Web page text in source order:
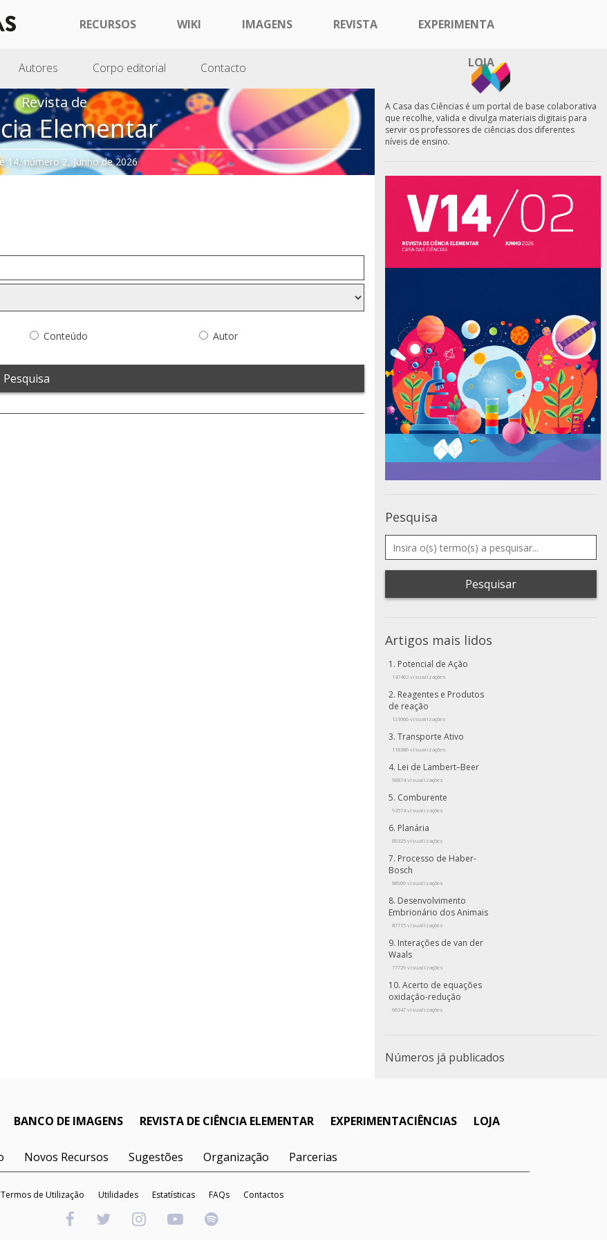
RECURSOS WIKI IMAGENS REVISTA EXPERIMENTA
LOJA
Autores Corpo editorial Contacto
Revista de
Elementar
14, número 2, Junho de 2026
Conteúdo Autor
Pesquisa
A Casa das Ciências é um portal de base colaborativa
que recolhe, valida e divulga materiais digitais para
servir os professores de ciências dos diferentes
níveis de ensino.
Pesquisa
Pesquisar
Artigos mais lidos
Potencial de Ação
147463 visualizações
Reagentes e Produtos
de reação
121066 visualizações
Transporte Ativo
118386 visualizações
Lei de Lambert–Beer
96874 visualizações
Comburente
93574 visualizações
Planária
89325 visualizações
Processo de Haber-
Bosch
88909 visualizações
Desenvolvimento
Embrionário dos Animais
87715 visualizações
Interações de van der
Waals
77729 visualizações
Acerto de equações
oxidação-redução
66347 visualizações
Números já publicados
BANCO DE IMAGENS REVISTA DE CIÊNCIA ELEMENTAR EXPERIMENTACIÊNCIAS LOJA
Novos Recursos Sugestões Organização Parcerias
Termos de Utilização Utilidades Estatísticas FAQs Contactos